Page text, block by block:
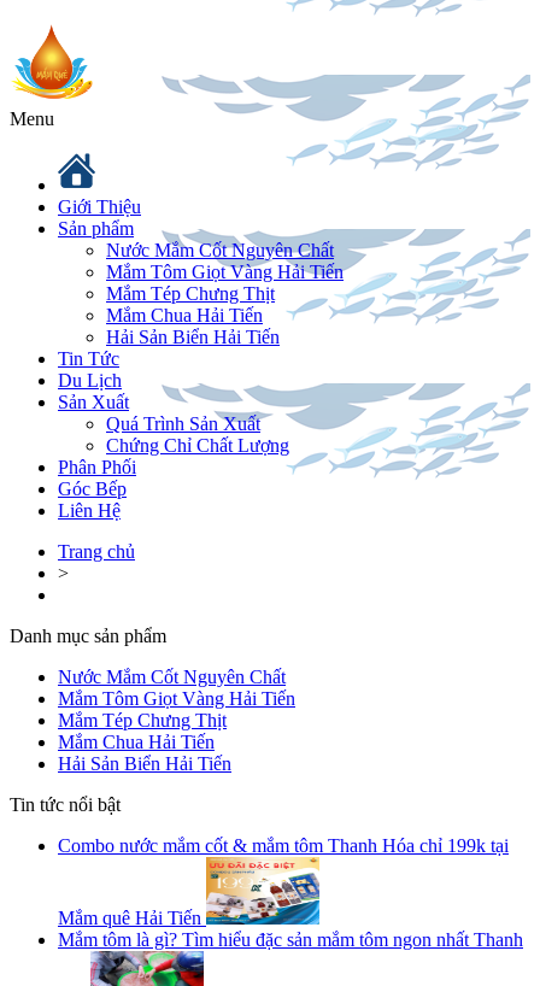
Menu
Giới Thiệu
Sản phẩm
Nước Mắm Cốt Nguyên Chất
Mắm Tôm Giọt Vàng Hải Tiến
Mắm Tép Chưng Thịt
Mắm Chua Hải Tiến
Hải Sản Biển Hải Tiến
Tin Tức
Du Lịch
Sản Xuất
Quá Trình Sản Xuất
Chứng Chỉ Chất Lượng
Phân Phối
Góc Bếp
Liên Hệ
Trang chủ
>
Danh mục sản phẩm
Nước Mắm Cốt Nguyên Chất
Mắm Tôm Giọt Vàng Hải Tiến
Mắm Tép Chưng Thịt
Mắm Chua Hải Tiến
Hải Sản Biển Hải Tiến
Tin tức nổi bật
Combo nước mắm cốt & mắm tôm Thanh Hóa chỉ 199k tại
Mắm quê Hải Tiến
Mắm tôm là gì? Tìm hiểu đặc sản mắm tôm ngon nhất Thanh